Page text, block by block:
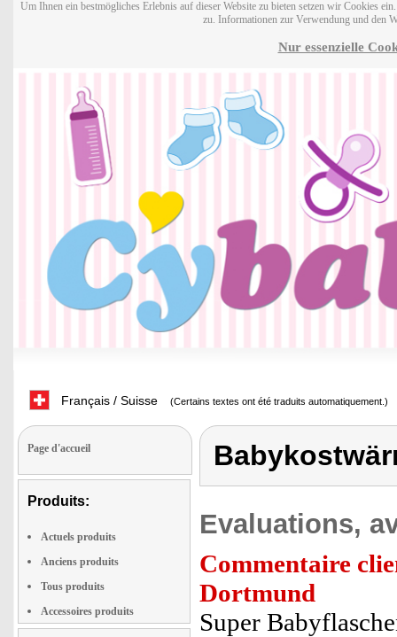
Um Ihnen ein bestmögliches Erlebnis auf dieser Website zu bieten setzen wir Cookies
zu. Informationen zur Verwendung und den
Nur essenzielle
Français / Suisse (Certains textes ont été traduits automatiquement.)
Page d'accueil
Produits:
Actuels produits
Anciens produits
Tous produits
Accessoires produits
Evaluations,
Commentaire
Dortmund
Super